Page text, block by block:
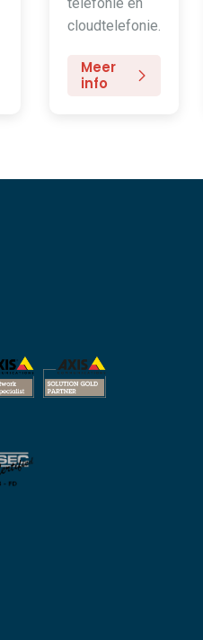
cloudtelefonie.
Meer
info